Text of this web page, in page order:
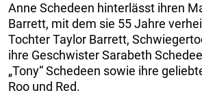
Anne Schedeen hinterlässt ihren
Barrett, mit dem sie 55 Jahre
Tochter Taylor Barrett,
ihre Geschwister Sarabeth
„Tony“ Schedeen sowie ihre
Roo und Red.